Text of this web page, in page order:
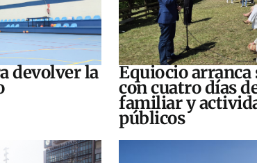
devolver la Equiocio arranca
con cuatro días
familiar y
públicos